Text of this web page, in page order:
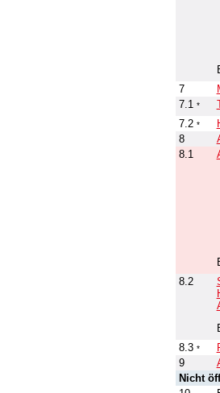
7
7.1 *
7.2 *
8
8.1
8.2
8.3 *
9
Nicht